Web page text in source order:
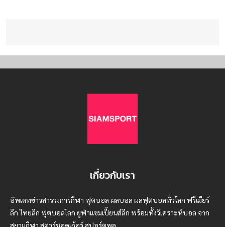
เกี่ยวกับเรา
อัพเดทข่าวสารวงการกีฬา ฟุตบอล ผลบอล ผลฟุตบอลทั่วโลก ฟรีเมียร์
ลีก ไทยลีก ฟุตบอลโลก ยูฟ่าแซมเปี้ยนส์ลีก พร้อมทั้งวิเคราะห์บอล จาก